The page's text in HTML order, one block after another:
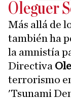
Oleguer
Más allá de
también ha
la amnistía
Directiva
terrorismo
'Tsunami